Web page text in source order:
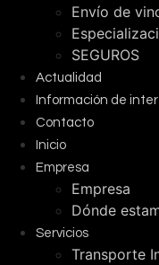
Envío de
SEGUROS
Actualidad
Información de
Contacto
Inicio
Empresa
Empresa
Dónde
Servicios
Transporte